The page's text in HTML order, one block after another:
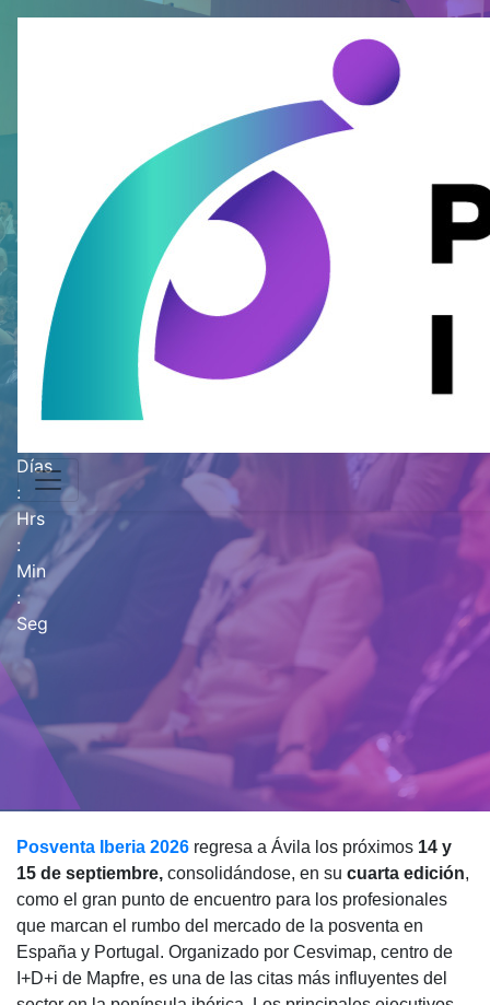
Posventa
Iberia 2026
Conectando ideas
activando elfuturo
14-15 Septiembre, 2026 |
Ávila, España
Días
:
Hrs
:
Min
:
Seg
Posventa Iberia 2026 regresa a Ávila los próximos 14 y
15 de septiembre, consolidándose, en su cuarta edición,
como el gran punto de encuentro para los profesionales
que marcan el rumbo del mercado de la posventa en
España y Portugal. Organizado por Cesvimap, centro de
I+D+i de Mapfre, es una de las citas más influyentes del